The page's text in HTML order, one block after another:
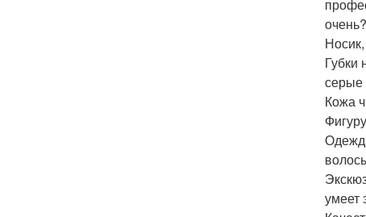
очень?
Губки
серые
Кожа
умеет